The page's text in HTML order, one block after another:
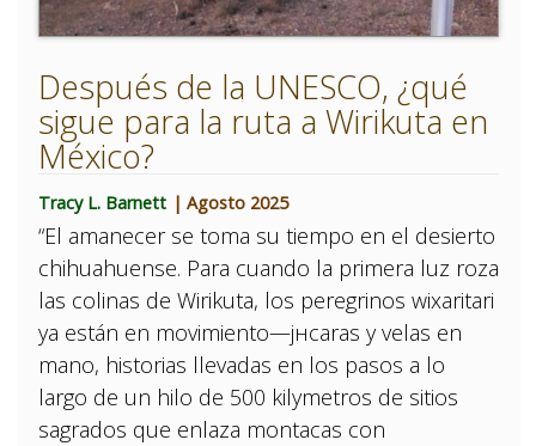
Después de la UNESCO, ¿qué
sigue para la ruta a Wirikuta en
México?
Tracy L. Barnett | Agosto 2025
“El amanecer se toma su tiempo en el desierto
chihuahuense. Para cuando la primera luz roza
las colinas de Wirikuta, los peregrinos wixaritari
ya están en movimiento—jнcaras y velas en
mano, historias llevadas en los pasos a lo
largo de un hilo de 500 kilуmetros de sitios
sagrados que enlaza montaсas con